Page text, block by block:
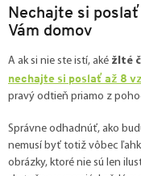
Nechajte si
Vám domov
A ak si nie ste istí, aké žlté
nechajte si poslať až 8
pravý odtieň priamo z
Správne odhadnúť, ako
nemusí byť totiž vôbec
obrázky, ktoré nie sú len